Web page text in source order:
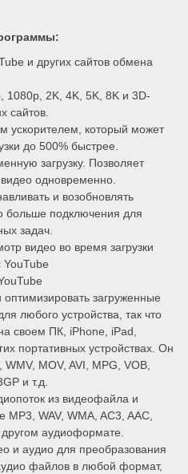
и других сайтов обмена
1080p, 2K, 4K, 5K, 8K и 3D-
сайтов.
ускорителем, который может
до 500% быстрее.
загрузку. Позволяет
одновременно.
и возобновлять
больше подключения для
задач.
видео во время загрузки
YouTube
загруженные
любого устройства, так что
своем ПК, iPhone, iPad,
портативных устройствах. Он
MOV, AVI, MPG, VOB,
и т.д.
из видеофайла и
MP3, WAV, WMA, AC3, AAC,
аудиоформате.
и аудио для преобразования
файлов в любой формат,